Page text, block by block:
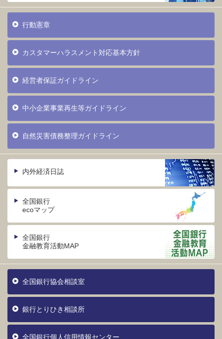
行動憲章
カスタマーハラスメント対応基本方針
経営者保証ガイドライン
中小企業事業再生等ガイドライン
自然災害債務整理ガイドライン
内外経済日誌
全国銀行
ecoマップ
全国銀行
金融教育活動MAP
全国銀行協会相談室
銀行とりひき相談所
全国銀行個人信用情報センター